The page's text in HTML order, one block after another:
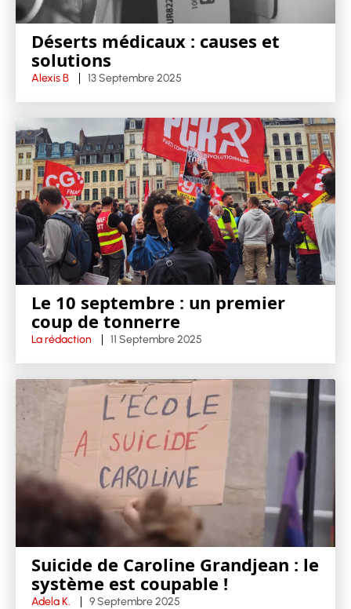
Déserts médicaux : causes et
solutions
Alexis B 13 Septembre 2025
Le 10 septembre : un premier
coup de tonnerre
La rédaction 11 Septembre 2025
Suicide de Caroline Grandjean : le
système est coupable !
Adela K. 9 Septembre 2025